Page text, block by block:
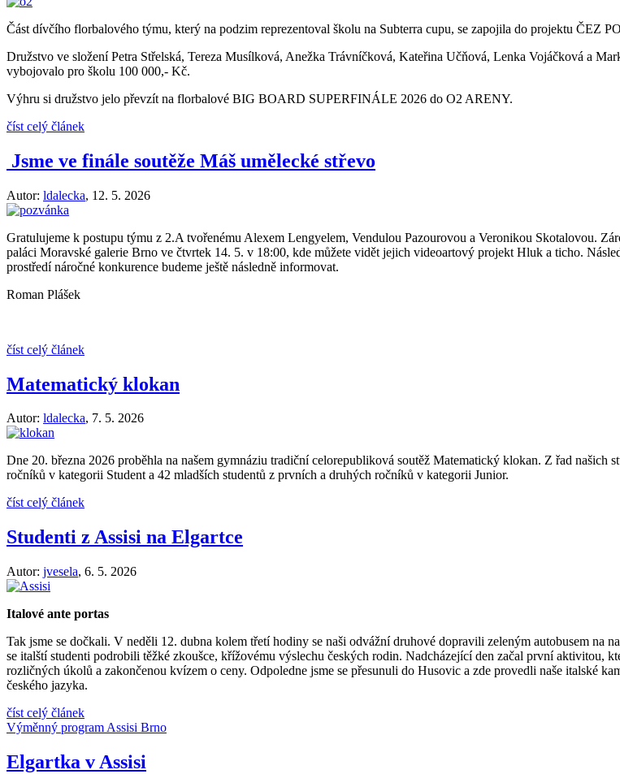
Část dívčího florbalového týmu, který na podzim reprezentoval školu na Subterra cupu, se zapojila do projektu ČEZ
Družstvo ve složení Petra Střelská, Tereza Musílková, Anežka Trávníčková, Kateřina Učňová, Lenka Vojáčková a
vybojovalo pro školu 100 000,- Kč.
Výhru si družstvo jelo převzít na florbalové BIG BOARD SUPERFINÁLE 2026 do O2 ARENY.
číst celý článek
Jsme ve finále soutěže Máš umělecké střevo
Autor: ldalecka, 12. 5. 2026
Gratulujeme k postupu týmu z 2.A tvořenému Alexem Lengyelem, Vendulou Pazourovou a Veronikou Skotalovou.
paláci Moravské galerie Brno ve čtvrtek 14. 5. v 18:00, kde můžete vidět jejich videoartový projekt Hluk a ticho.
prostředí náročné konkurence budeme ještě následně informovat.
Roman Plášek
číst celý článek
Matematický klokan
Autor: ldalecka, 7. 5. 2026
Dne 20. března 2026 proběhla na našem gymnáziu tradiční celorepubliková soutěž Matematický klokan. Z řad našich
ročníků v kategorii Student a 42 mladších studentů z prvních a druhých ročníků v kategorii Junior.
číst celý článek
Studenti z Assisi na Elgartce
Autor: jvesela, 6. 5. 2026
Italové ante portas
Tak jsme se dočkali. V neděli 12. dubna kolem třetí hodiny se naši odvážní druhové dopravili zeleným autobusem na
se italští studenti podrobili těžké zkoušce, křížovému výslechu českých rodin. Nadcházející den začal první aktivitou,
rozličných úkolů a zakončenou kvízem o ceny. Odpoledne jsme se přesunuli do Husovic a zde provedli naše italské
českého jazyka.
číst celý článek
Výměnný program Assisi Brno
Elgartka v Assisi